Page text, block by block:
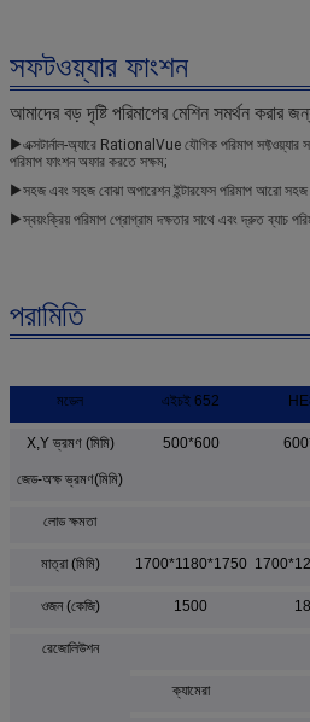
সফটওয়্যার ফাংশন
আমাদের বড় দৃষ্টি পরিমাপের মেশিন সমর্থন করার
▶এক্সটার্নাল-অ্যারে RationalVue যৌগিক পরিমাপ
পরিমাপ ফাংশন অফার করতে সক্ষম;
▶সহজ এবং সহজ বোঝা অপারেশন ইন্টারফেস পরিমাপ আরো
▶স্বয়ংক্রিয় পরিমাপ প্রোগ্রাম দক্ষতার সাথে এবং দ্রুত ব্যাচ
পরামিতি
মডেল এইচই 652
X,Y ভ্রমণ (মিমি) 500*600
জেড-অক্ষ ভ্রমণ(মিমি)
লোড ক্ষমতা
মাত্রা (মিমি) 1700*1180*1750
ওজন (কেজি) 1500
রেজোলিউশন
ক্যামেরা